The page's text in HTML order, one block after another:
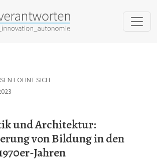
LOHNT SICH
und Architektur:
von Bildung in den
Jahren